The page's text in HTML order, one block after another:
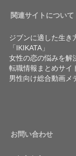
関連サイトについて
ジブンに適した生き
「IKIKATA」
女性の恋の悩みを解
転職情報まとめサイ
男性向け総合動画メ
お問い合わせ